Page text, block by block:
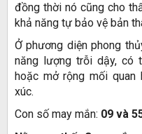
đồng thời nó cũng cho
khả năng tự bảo vệ bản
Ở phương diện phong
năng lượng trỗi dậy, có
hoặc mở rộng mối
xúc.
Con số may mắn: 09 và